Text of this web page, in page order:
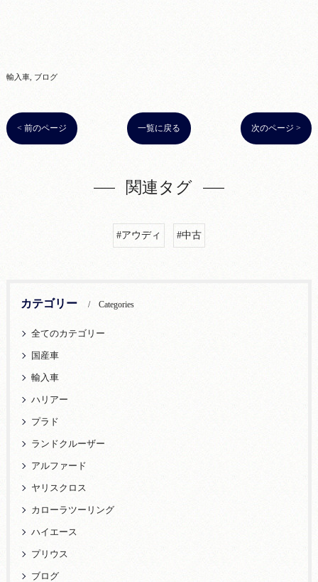
輸入車 ブログ
< 前のページ 一覧に戻る 次のページ >
関連タグ
#アウディ #中古
カテゴリー Categories
全てのカテゴリー
国産車
輸入車
ハリアー
プラド
ランドクルーザー
アルファード
ヤリスクロス
カローラツーリング
ハイエース
プリウス
ブログ